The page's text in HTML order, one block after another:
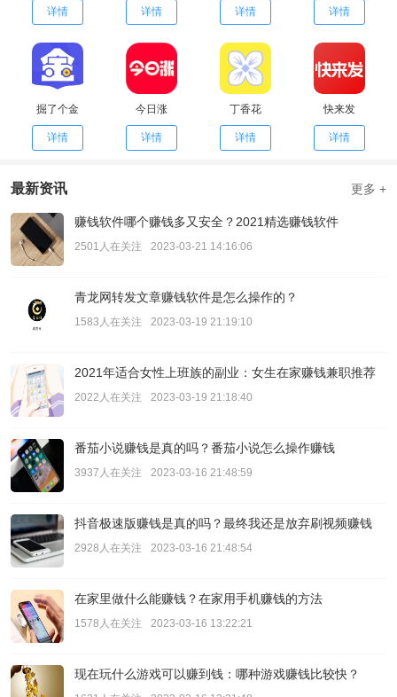
详情 详情 详情 详情
掘了个金
详情
今日涨
详情
丁香花
详情
快来发
详情
最新资讯 更多 +
赚钱软件哪个赚钱多又安全？2021精选赚钱软件
2501人在关注 2023-03-21 14:16:06
青龙网转发文章赚钱软件是怎么操作的？
1583人在关注 2023-03-19 21:19:10
2021年适合女性上班族的副业：女生在家赚钱兼职推荐
2022人在关注 2023-03-19 21:18:40
番茄小说赚钱是真的吗？番茄小说怎么操作赚钱
3937人在关注 2023-03-16 21:48:59
抖音极速版赚钱是真的吗？最终我还是放弃刷视频赚钱
2928人在关注 2023-03-16 21:48:54
在家里做什么能赚钱？在家用手机赚钱的方法
1578人在关注 2023-03-16 13:22:21
现在玩什么游戏可以赚到钱：哪种游戏赚钱比较快？